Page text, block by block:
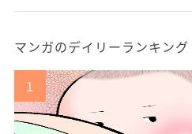
マンガのデイリーランキング